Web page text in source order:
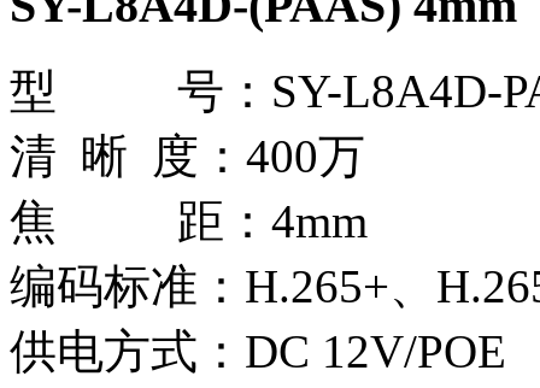
型 号：SY-L8A4D-
清 晰 度：400万
焦 距：4mm
编码标准：H.265+、
供电方式：DC 12V/POE